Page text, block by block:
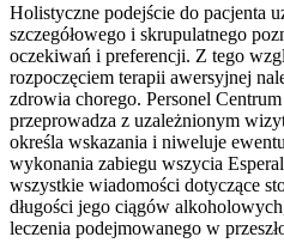
Holistyczne podejście do pacjenta
szczegółowego i skrupulatnego
oczekiwań i preferencji. Z tego
rozpoczęciem terapii awersyjnej
zdrowia chorego. Personel
przeprowadza z uzależnionym
określa wskazania i niweluje
wykonania zabiegu wszycia
wszystkie wiadomości dotyczące
długości jego ciągów
leczenia podejmowanego w